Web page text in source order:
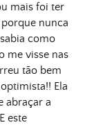
mais foi ter
nunca
como
me visse nas
tão bem
Ela
abraçar a
este